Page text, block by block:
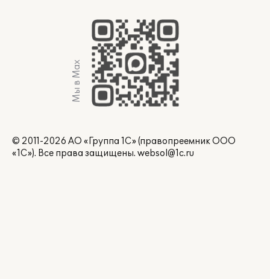
Мы в Max
© 2011-2026 АО «Группа 1С» (правопреемник ООО
«1С»). Все права защищены. websol@1c.ru